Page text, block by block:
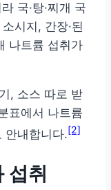
국·탕·찌개 국
시지, 간장·된
나트륨 섭취가
, 소스 따로 받
표에서 나트륨
안내합니다.[2]
섭취